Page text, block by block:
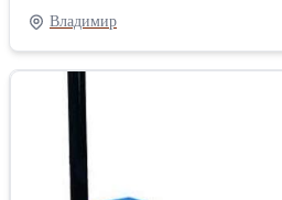
механизм (путевой выключатель, а
пуском. Профессиональный дорогой
редуктор (не дешёвый червячный),
диски в наличии. Питание 220в,
лет для торговых сетей под разными
машины такого уровня стоят от 100т.р. В комплекте
гарантийный талон, фанерный ящик для
ДУГА - М1 Привод - Электрический,
полусухой стяжки Масса, кг - 40
Владимир